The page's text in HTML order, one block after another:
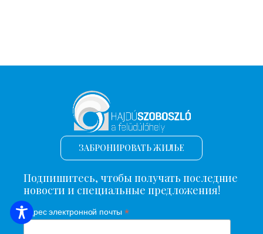
ПОИСК ЖИЛЬЯ
ЗАБРОНИРОВАТЬ ЖИЛЬЕ
Подпишитесь, чтобы получать последние
новости и специальные предложения!
Адрес электронной почты *